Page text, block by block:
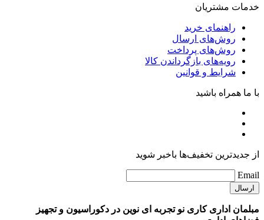
خدمات مشتریان
راهنمای خرید
روش‌های ارسال
روش‌های پرداخت
رویه‌های بازگرداندن کالا
شرایط و قوانین
با ما همراه باشید
از جدیدترین تخفیف‌ها باخبر شوید
Email
مبلمان اداری کاری نو تجربه ای نوین در دکوراسیون و تجهیز